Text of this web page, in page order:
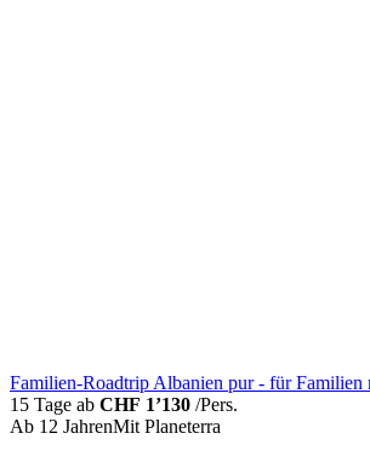
Familien-Roadtrip Albanien pur - für Familien
15 Tage ab CHF 1’130 /Pers.
Ab 12 JahrenMit Planeterra